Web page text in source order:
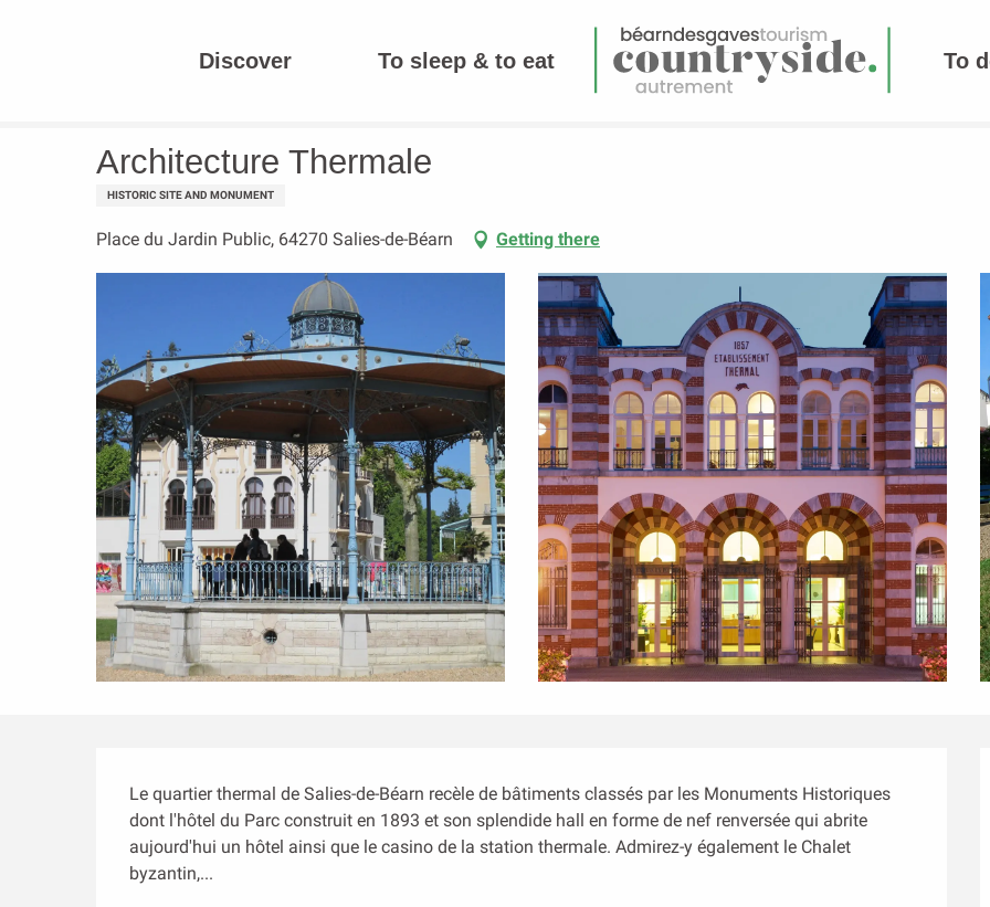
Discover To sleep & to eat To
Architecture Thermale
HISTORIC SITE AND MONUMENT
Place du Jardin Public, 64270 Salies-de-Béarn Getting there
Le quartier thermal de Salies-de-Béarn recèle de bâtiments classés par les Monuments Historiques
dont l'hôtel du Parc construit en 1893 et son splendide hall en forme de nef renversée qui abrite
aujourd'hui un hôtel ainsi que le casino de la station thermale. Admirez-y également le Chalet
byzantin,...